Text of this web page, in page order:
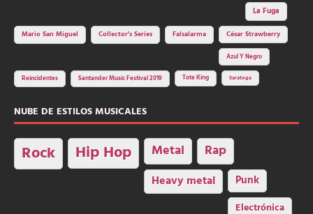
La Fuga
Mario San Miguel
Collector's Series Falsalarma César Strawberry
Azul Y Negro
Reincidentes Santander Music Festival 2019 Tote King Saratoga
NUBE DE ESTILOS MUSICALES
Rock Hip Hop Metal Rap
Heavy metal Punk
Electrónica